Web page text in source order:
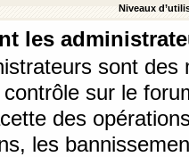
Niveaux
les
sont
sur le
des
les